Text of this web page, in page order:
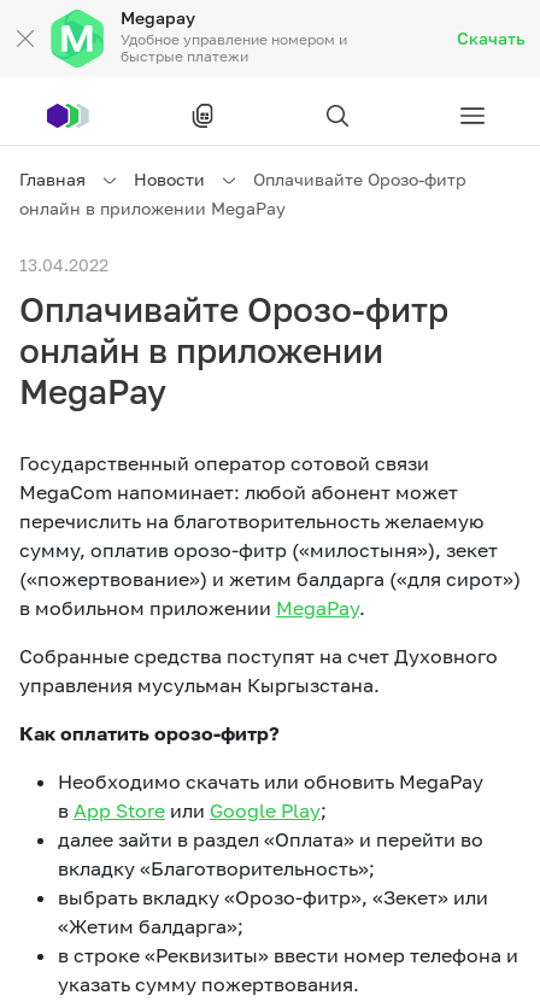
Megapay
Удобное управление номером и
быстрые платежи
Скачать
Частным клиентам
Бизнесу
Связь
eSIM M2M
Звонки и SMS Подбор номера
О нас Новости Работа в MEGA
Партнерам
покрытие
Сервисы
MegaTV MegaPay MegaKassa
Главная Новости
Оплачивайте Орозо-фитр
онлайн в приложении MegaPay
13.04.2022
Оплачивайте Орозо-фитр
онлайн в приложении
MegaPay
Государственный оператор сотовой связи
MegaCom напоминает: любой абонент может
перечислить на благотворительность желаемую
сумму, оплатив орозо-фитр («милостыня»), зекет
(«пожертвование») и жетим балдарга («для сирот»)
в мобильном приложении MegaPay.
Собранные средства поступят на счет Духовного
управления мусульман Кыргызстана.
Как оплатить орозо-фитр?
Необходимо скачать или обновить MegaPay
в App Store или Google Play;
далее зайти в раздел «Оплата» и перейти во
вкладку «Благотворительность»;
выбрать вкладку «Орозо-фитр», «Зекет» или
«Жетим балдарга»;
в строке «Реквизиты» ввести номер телефона и
указать сумму пожертвования.